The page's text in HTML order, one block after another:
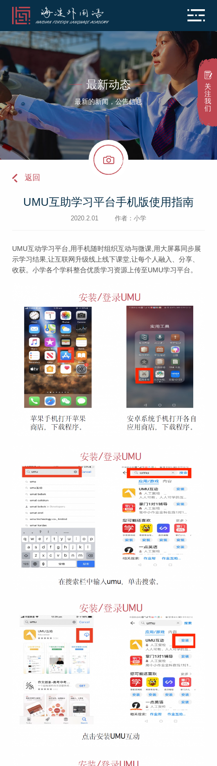
关
注
我
们
最新动态
最新的新闻，公告信息
返回
UMU互助学习平台手机版使用指南
2020.2.01 作者：小学
UMU互动学习平台,用手机随时组织互动与微课,用大屏幕同步展
示学习结果,让互联网升级线上线下课堂,让每个人融入、分享、
收获。小学各个学科整合优质学习资源上传至UMU学习平台。